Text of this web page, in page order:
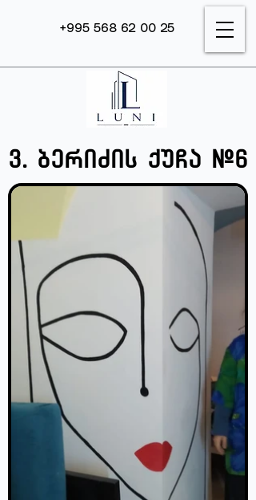
+995 568 62 00 25
ვ. ბერიძის ქუჩა #6